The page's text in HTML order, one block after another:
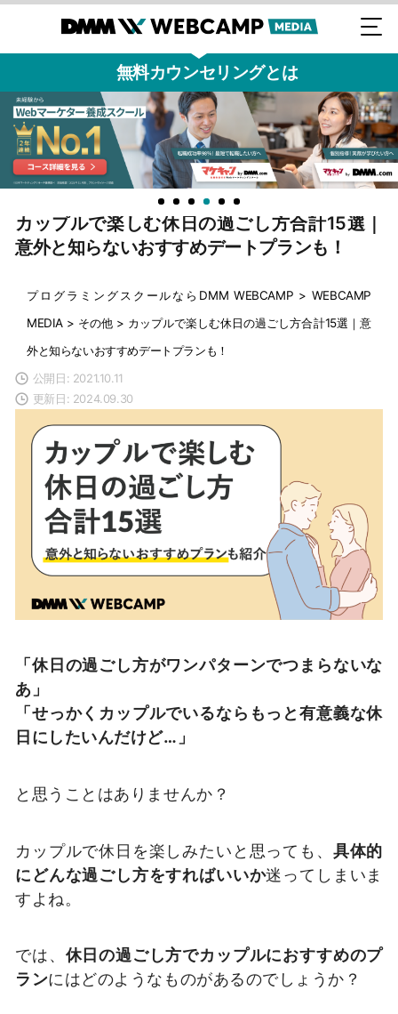
無料カウンセリングとは
カップルで楽しむ休日の過ごし方合計15選｜
意外と知らないおすすめデートプランも！
プログラミングスクールならDMM WEBCAMP > WEBCAMP
MEDIA > その他> カップルで楽しむ休日の過ごし方合計15選｜意
外と知らないおすすめデートプランも！
公開日: 2021.10.11
更新日: 2024.09.30
「休日の過ごし方がワンパターンでつまらないな
あ」
「せっかくカップルでいるならもっと有意義な休
日にしたいんだけど…」
と思うことはありませんか？
カップルで休日を楽しみたいと思っても、 具体的
にどんな過ごし方をすればいいか迷ってしまいま
すよね。
では、 休日の過ごし方でカップルにおすすめのプ
ランにはどのようなものがあるのでしょうか？